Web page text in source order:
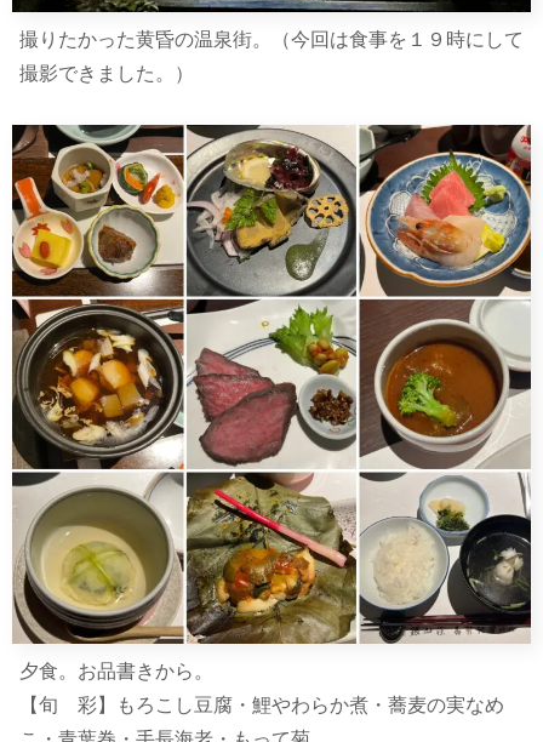
撮りたかった黄昏の温泉街。（今回は食事を１９時にして
撮影できました。）
夕食。お品書きから。
【旬 彩】もろこし豆腐・鯉やわらか煮・蕎麦の実なめ